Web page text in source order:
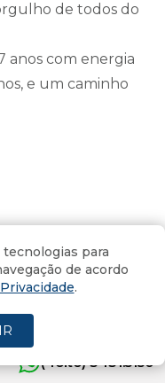
de todos do
anos com energia
e um caminho
(4oito) 3431.5150
para
de acordo
.